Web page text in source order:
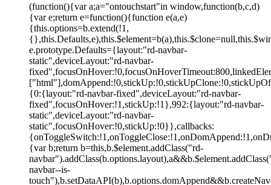
(function(){var a;a="ontouchstart"in window,function(b,c,d)
{var e;return e=function(){function e(a,e)
{this.options=b.extend(!1,
e.prototype.Defaults={layout:"rd-navbar-
static",deviceLayout:"rd-navbar-
{0:{layout:"rd-navbar-fixed",deviceLayout:"rd-navbar-
fixed",focusOnHover:!1,stickUp:!1},992:{layout:"rd-navbar-
static",deviceLayout:"rd-navbar-
static",focusOnHover:!0,stickUp:!0}},callbacks:
{var b;return b=this,b.$element.addClass("rd-
navbar--is-